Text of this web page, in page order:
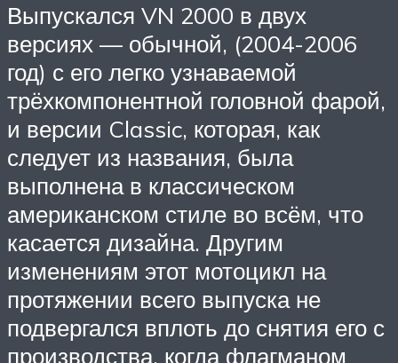
Выпускался VN 2000 в двух
версиях — обычной, (2004-2006
год) с его легко узнаваемой
трёхкомпонентной головной фарой,
и версии Classic, которая, как
следует из названия, была
выполнена в классическом
американском стиле во всём, что
касается дизайна. Другим
изменениям этот мотоцикл на
протяжении всего выпуска не
подвергался вплоть до снятия его с
производства, когда флагманом